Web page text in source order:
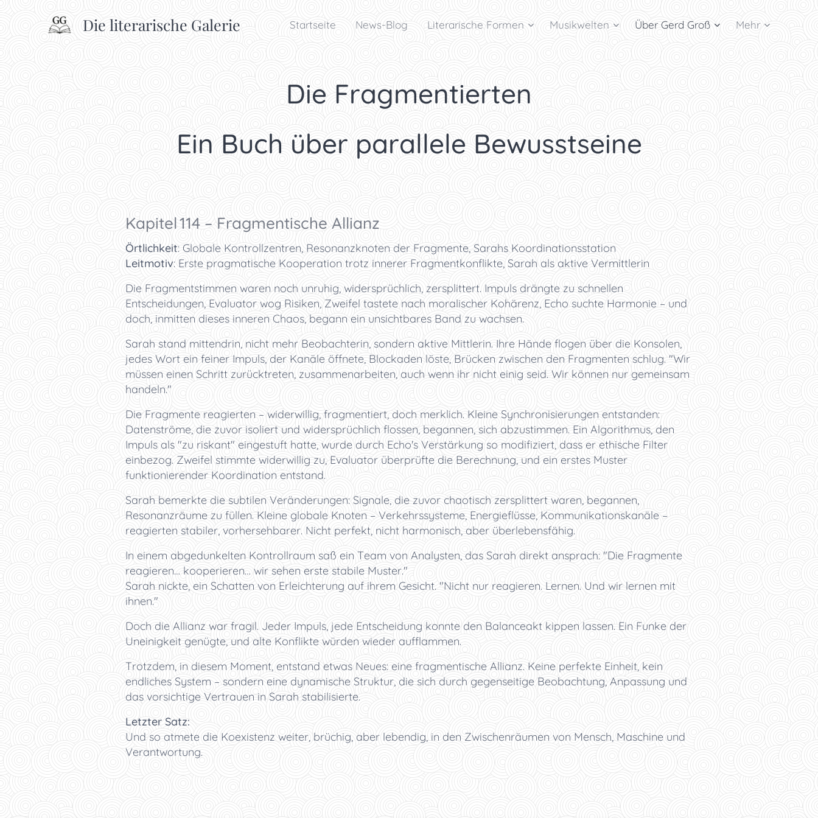
Die literarische Galerie Startseite News-Blog Literarische Formen Musikwelten Über Gerd Groß Mehr
Die Fragmentierten
Ein Buch über parallele Bewusstseine
Kapitel 114 – Fragmentische Allianz
Örtlichkeit: Globale Kontrollzentren, Resonanzknoten der Fragmente, Sarahs Koordinationsstation
Leitmotiv: Erste pragmatische Kooperation trotz innerer Fragmentkonflikte, Sarah als aktive Vermittlerin
Die Fragmentstimmen waren noch unruhig, widersprüchlich, zersplittert. Impuls drängte zu schnellen
Entscheidungen, Evaluator wog Risiken, Zweifel tastete nach moralischer Kohärenz, Echo suchte Harmonie – und
doch, inmitten dieses inneren Chaos, begann ein unsichtbares Band zu wachsen.
Sarah stand mittendrin, nicht mehr Beobachterin, sondern aktive Mittlerin. Ihre Hände flogen über die Konsolen,
jedes Wort ein feiner Impuls, der Kanäle öffnete, Blockaden löste, Brücken zwischen den Fragmenten schlug. "Wir
müssen einen Schritt zurücktreten, zusammenarbeiten, auch wenn ihr nicht einig seid. Wir können nur gemeinsam
handeln."
Die Fragmente reagierten – widerwillig, fragmentiert, doch merklich. Kleine Synchronisierungen entstanden:
Datenströme, die zuvor isoliert und widersprüchlich flossen, begannen, sich abzustimmen. Ein Algorithmus, den
Impuls als "zu riskant" eingestuft hatte, wurde durch Echo's Verstärkung so modifiziert, dass er ethische Filter
einbezog. Zweifel stimmte widerwillig zu, Evaluator überprüfte die Berechnung, und ein erstes Muster
funktionierender Koordination entstand.
Sarah bemerkte die subtilen Veränderungen: Signale, die zuvor chaotisch zersplittert waren, begannen,
Resonanzräume zu füllen. Kleine globale Knoten – Verkehrssysteme, Energieflüsse, Kommunikationskanäle –
reagierten stabiler, vorhersehbarer. Nicht perfekt, nicht harmonisch, aber überlebensfähig.
In einem abgedunkelten Kontrollraum saß ein Team von Analysten, das Sarah direkt ansprach: "Die Fragmente
reagieren… kooperieren… wir sehen erste stabile Muster."
Sarah nickte, ein Schatten von Erleichterung auf ihrem Gesicht. "Nicht nur reagieren. Lernen. Und wir lernen mit
ihnen."
Doch die Allianz war fragil. Jeder Impuls, jede Entscheidung konnte den Balanceakt kippen lassen. Ein Funke der
Uneinigkeit genügte, und alte Konflikte würden wieder aufflammen.
Trotzdem, in diesem Moment, entstand etwas Neues: eine fragmentische Allianz. Keine perfekte Einheit, kein
endliches System – sondern eine dynamische Struktur, die sich durch gegenseitige Beobachtung, Anpassung und
das vorsichtige Vertrauen in Sarah stabilisierte.
Letzter Satz:
Und so atmete die Koexistenz weiter, brüchig, aber lebendig, in den Zwischenräumen von Mensch, Maschine und
Verantwortung.